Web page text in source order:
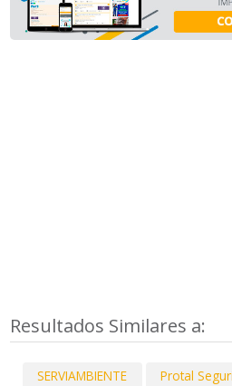
Resultados Similares a:
SERVIAMBIENTE
Protal